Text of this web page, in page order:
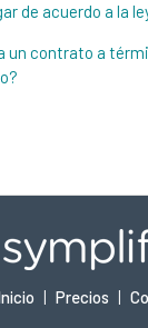
de acuerdo a la
un contrato a
Precios